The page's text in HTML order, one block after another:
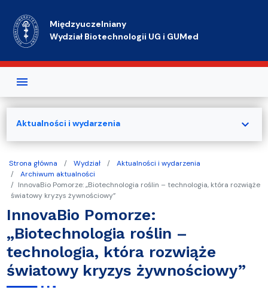
Międzyuczelniany
Wydział Biotechnologii UG i GUMed
Strona główna Wydział
Aktualności i wydarzenia
Archiwum aktualności
InnovaBio Pomorze: „Biotechnologia roślin – technologia, która rozwiąże
światowy kryzys żywnościowy”
InnovaBio Pomorze:
„Biotechnologia roślin –
technologia, która rozwiąże
światowy kryzys żywnościowy”
Aktualności i wydarzenia expand_more